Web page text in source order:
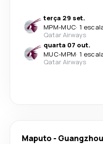
terça 29 set.
MPM-MUC· 1
Qatar Airways
quarta 07 out.
MUC-MPM· 1
Qatar Airways
Maputo - Guangzhou